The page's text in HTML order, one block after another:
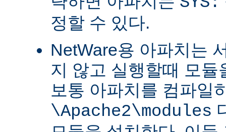
정할 수 있다.
NetWare용 아파치는
지 않고 실행할때 모듈
보통 아파치를 컴파일
\Apache2\modules